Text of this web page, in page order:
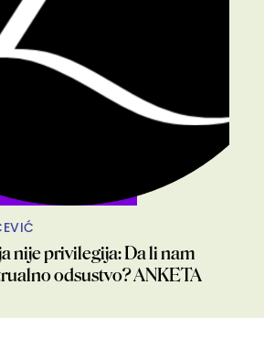
nije privilegija: Da li nam
odsustvo? ANKETA